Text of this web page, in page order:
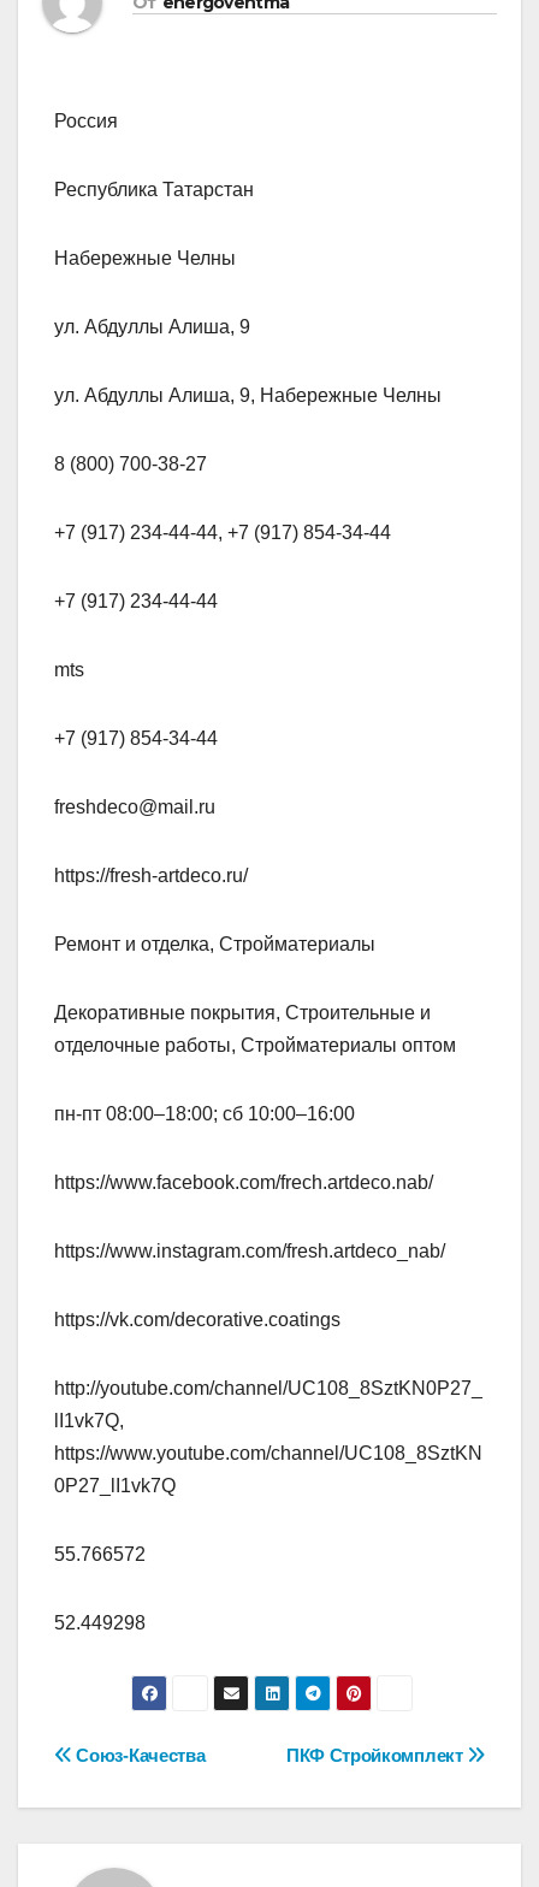
Россия
Республика Татарстан
Набережные Челны
ул. Абдуллы Алиша, 9
ул. Абдуллы Алиша, 9, Набережные Челны
8 (800) 700-38-27
+7 (917) 234-44-44, +7 (917) 854-34-44
+7 (917) 234-44-44
mts
+7 (917) 854-34-44
freshdeco@mail.ru
https://fresh-artdeco.ru/
Ремонт и отделка, Стройматериалы
Декоративные покрытия, Строительные и
отделочные работы, Стройматериалы оптом
пн-пт 08:00–18:00; сб 10:00–16:00
https://www.facebook.com/frech.artdeco.nab/
https://www.instagram.com/fresh.artdeco_nab/
https://vk.com/decorative.coatings
http://youtube.com/channel/UC108_8SztKN0P27_
lI1vk7Q,
https://www.youtube.com/channel/UC108_8SztKN
0P27_lI1vk7Q
55.766572
52.449298
Навигация
по
записям
ПКФ Стройкомплект
Союз-Качества